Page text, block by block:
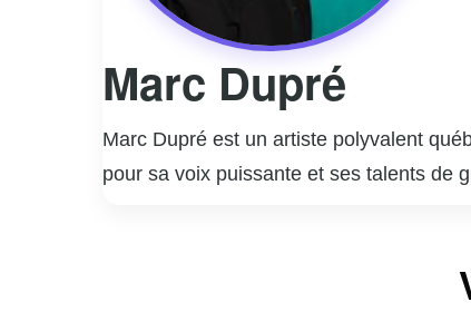
Marc Dupré
Marc Dupré est un artiste polyvalent
pour sa voix puissante et ses talents de
nombreux talents émergents à se faire